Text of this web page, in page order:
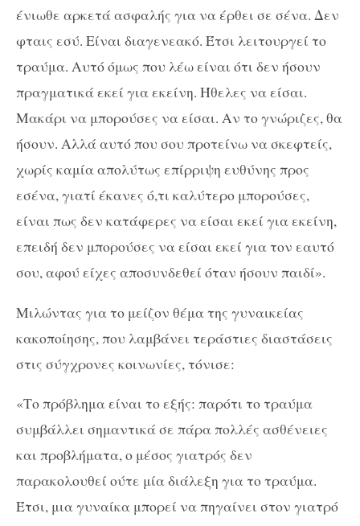
ένιωθε αρκετά ασφαλής για να έρθει σε σένα. Δεν
φταις εσύ. Είναι διαγενεακό. Έτσι λειτουργεί το
τραύμα. Αυτό όμως που λέω είναι ότι δεν ήσουν
πραγματικά εκεί για εκείνη. Ήθελες να είσαι.
Μακάρι να μπορούσες να είσαι. Αν το γνώριζες, θα
ήσουν. Αλλά αυτό που σου προτείνω να σκεφτείς,
χωρίς καμία απολύτως επίρριψη ευθύνης προς
εσένα, γιατί έκανες ό,τι καλύτερο μπορούσες,
είναι πως δεν κατάφερες να είσαι εκεί για εκείνη,
επειδή δεν μπορούσες να είσαι εκεί για τον εαυτό
σου, αφού είχες αποσυνδεθεί όταν ήσουν παιδί».
Μιλώντας για το μείζον θέμα της γυναικείας
κακοποίησης, που λαμβάνει τεράστιες διαστάσεις
στις σύγχρονες κοινωνίες, τόνισε:
«Το πρόβλημα είναι το εξής: παρότι το τραύμα
συμβάλλει σημαντικά σε πάρα πολλές ασθένειες
και προβλήματα, ο μέσος γιατρός δεν
παρακολουθεί ούτε μία διάλεξη για το τραύμα.
Έτσι, μια γυναίκα μπορεί να πηγαίνει στον γιατρό